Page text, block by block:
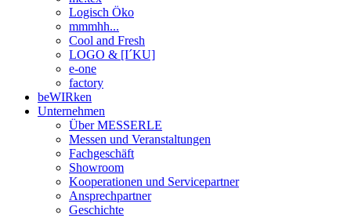
Logisch Öko
mmmhh...
Cool and Fresh
LOGO & [I´KU]
e-one
factory
beWIRken
Unternehmen
Über MESSERLE
Messen und Veranstaltungen
Fachgeschäft
Showroom
Kooperationen und Servicepartner
Ansprechpartner
Geschichte